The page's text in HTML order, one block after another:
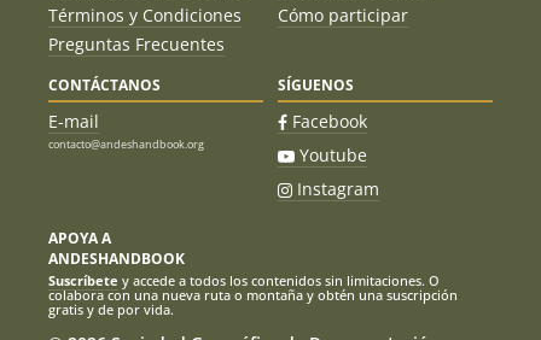
Términos y Condiciones
Preguntas Frecuentes
Cómo participar
CONTÁCTANOS
E-mail
contacto@andeshandbook.org
SÍGUENOS
Facebook
Youtube
Instagram
APOYA A
ANDESHANDBOOK
Suscríbete y accede a todos los contenidos sin limitaciones. O
colabora con una nueva ruta o montaña y obtén una suscripción
gratis y de por vida.